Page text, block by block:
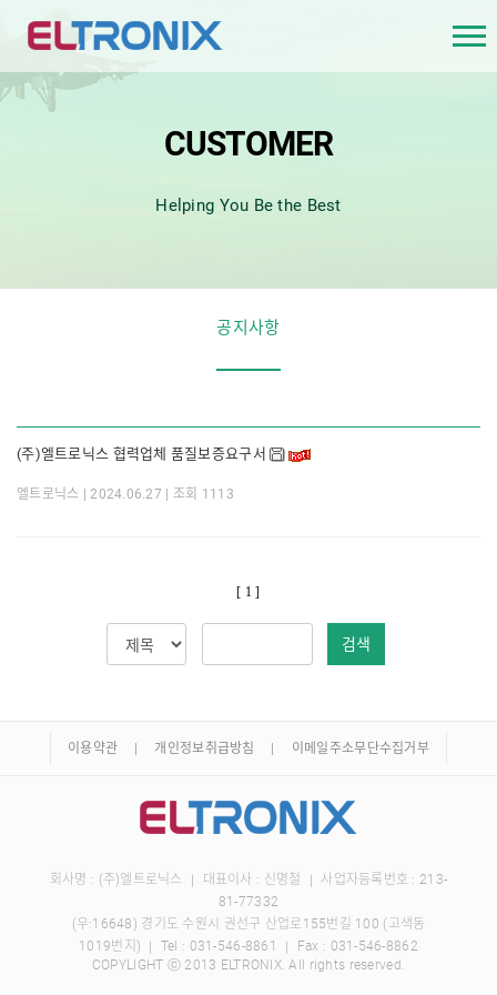
CUSTOMER
Helping You Be the Best
공지사항
(주)엘트로닉스 협력업체 품질보증요구서
엘트로닉스 |2024.06.27 조회 1113
[ 1 ]
검색
이용약관 개인정보취급방침 이메일주소무단수집거부
회사명 : (주)엘트로닉스 대표이사 : 신명철
사업자등록번호 : 213-
81-77332
(우:16648) 경기도 수원시 권선구 산업로155번길 100 (고색동
1019번지)
Tel : 031-546-8861
Fax : 031-546-8862
COPYLIGHT ⓒ 2013 ELTRONIX. All rights reserved.